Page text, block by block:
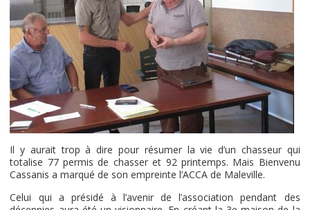
Il y aurait trop à dire pour résumer la vie d’un chasseur qui
totalise 77 permis de chasser et 92 printemps. Mais Bienvenu
Cassanis a marqué de son empreinte l’ACCA de Maleville.
Celui qui a présidé à l’avenir de l’association pendant des